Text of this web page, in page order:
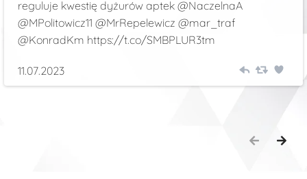
reguluje kwestię dyżurów aptek @NaczelnaA
@MPolitowicz11 @MrRepelewicz @mar_traf
@KonradKm https://t.co/SMBPLUR3tm
11.07.2023